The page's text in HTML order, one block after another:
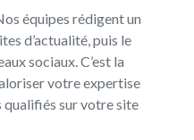
équipes rédigent un
d’actualité, puis le
sociaux. C’est la
votre expertise
sur votre site